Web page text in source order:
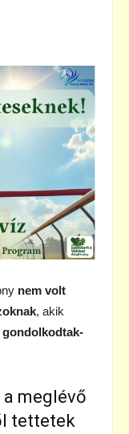
nem volt
, akik
gondolkodtak-
meglévő
tettetek